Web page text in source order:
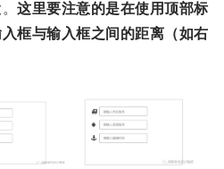
这里要注意的是在使用顶部标
框与输入框之间的距离（如右